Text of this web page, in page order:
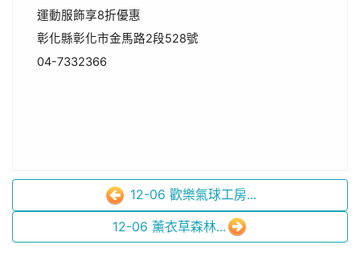
運動服飾享8折優惠
彰化縣彰化市金馬路2段528號
04-7332366
12-06 歡樂氣球工房...
12-06 薰衣草森林...